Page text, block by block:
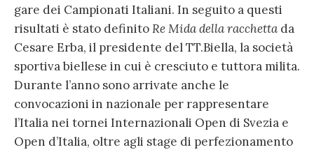
gare dei Campionati Italiani. In seguito a questi
risultati è stato definitoRe Mida della racchetta da
Cesare Erba, il presidente del TT.Biella, la società
sportiva biellese in cui è cresciuto e tuttora milita.
Durante l’anno sono arrivate anche le
convocazioni in nazionale per rappresentare
l’Italia nei tornei Internazionali Open di Svezia e
Open d’Italia, oltre agli stage di perfezionamento